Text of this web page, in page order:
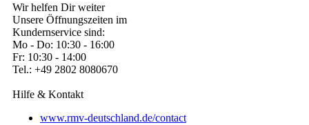
Wir helfen Dir weiter
Unsere Öffnungszeiten im
Kundernservice sind:
Mo - Do: 10:30 - 16:00
Fr: 10:30 - 14:00
Tel.: +49 2802 8080670
Hilfe & Kontakt
www.rmv-deutschland.de/contact